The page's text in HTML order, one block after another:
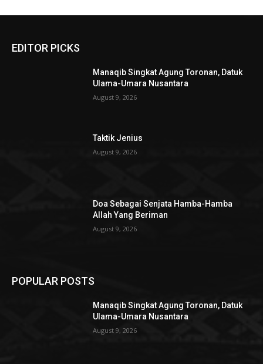
EDITOR PICKS
Manaqib Singkat Agung Toronan, Datuk
Ulama-Umara Nusantara
August 9, 2026
Taktik Jenius
August 9, 2026
Doa Sebagai Senjata Hamba-Hamba
Allah Yang Beriman
August 9, 2026
POPULAR POSTS
Manaqib Singkat Agung Toronan, Datuk
Ulama-Umara Nusantara
August 9, 2026